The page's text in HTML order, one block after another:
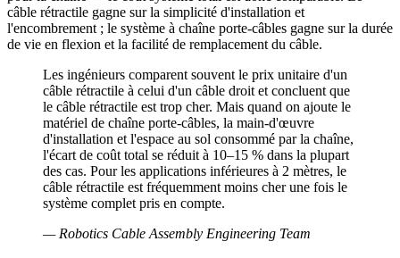
câble rétractile gagne sur la simplicité d'installation et
l'encombrement ; le système à chaîne porte-câbles gagne sur la durée
de vie en flexion et la facilité de remplacement du câble.
Les ingénieurs comparent souvent le prix unitaire d'un
câble rétractile à celui d'un câble droit et concluent que
le câble rétractile est trop cher. Mais quand on ajoute le
matériel de chaîne porte-câbles, la main-d'œuvre
d'installation et l'espace au sol consommé par la chaîne,
l'écart de coût total se réduit à 10–15 % dans la plupart
des cas. Pour les applications inférieures à 2 mètres, le
câble rétractile est fréquemment moins cher une fois le
système complet pris en compte.
— Robotics Cable Assembly Engineering Team